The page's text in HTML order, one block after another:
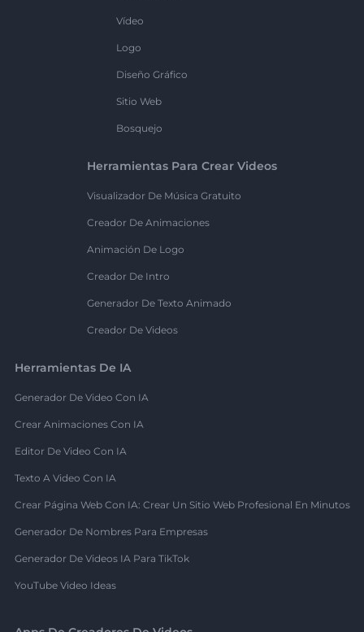
Vídeo
Logo
Diseño Gráfico
Sitio Web
Bosquejo
Herramientas Para Crear Videos
Visualizador De Música Gratuito
Creador De Animaciones
Animación De Logo
Creador De Intro
Generador De Texto Animado
Creador De Videos
Herramientas De IA
Generador De Video Con IA
Crear Animaciones Con IA
Editor De Video Con IA
Texto A Video Con IA
Crear Página Web Con IA: Crear Un Sitio Web Profesional En Minutos
Generador De Nombres Para Empresas
Generador De Videos IA Para TikTok
YouTube Video Ideas